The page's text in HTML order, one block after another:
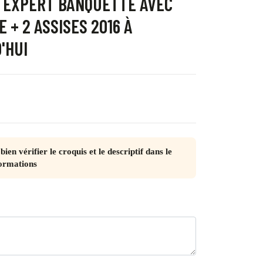
+ 2 ASSISES 2016 À
vérifier le croquis et le descriptif dans le